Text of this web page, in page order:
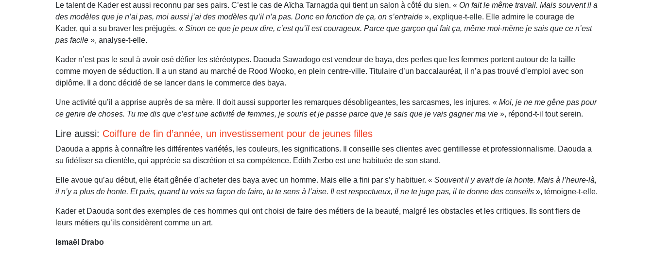
Le talent de Kader est aussi reconnu par ses pairs. C’est le cas de Aïcha Tarnagda qui tient un salon à côté du sien. « On fait le même travail. Mais souvent il a
des modèles que je n’ai pas, moi aussi j’ai des modèles qu’il n’a pas. Donc en fonction de ça, on s’entraide », explique-t-elle. Elle admire le courage de
Kader, qui a su braver les préjugés. « Sinon ce que je peux dire, c’est qu’il est courageux. Parce que garçon qui fait ça, même moi-même je sais que ce n’est
pas facile », analyse-t-elle.
Kader n’est pas le seul à avoir osé défier les stéréotypes. Daouda Sawadogo est vendeur de baya, des perles que les femmes portent autour de la taille
comme moyen de séduction. Il a un stand au marché de Rood Wooko, en plein centre-ville. Titulaire d’un baccalauréat, il n’a pas trouvé d’emploi avec son
diplôme. Il a donc décidé de se lancer dans le commerce des baya.
Une activité qu’il a apprise auprès de sa mère. Il doit aussi supporter les remarques désobligeantes, les sarcasmes, les injures. « Moi, je ne me gêne pas pour
ce genre de choses. Tu me dis que c’est une activité de femmes, je souris et je passe parce que je sais que je vais gagner ma vie », répond-t-il tout serein.
Lire aussi: Coiffure de fin d’année, un investissement pour de jeunes filles
Daouda a appris à connaître les différentes variétés, les couleurs, les significations. Il conseille ses clientes avec gentillesse et professionnalisme. Daouda a
su fidéliser sa clientèle, qui apprécie sa discrétion et sa compétence. Edith Zerbo est une habituée de son stand.
Elle avoue qu’au début, elle était gênée d’acheter des baya avec un homme. Mais elle a fini par s’y habituer. « Souvent il y avait de la honte. Mais à l’heure-là,
il n’y a plus de honte. Et puis, quand tu vois sa façon de faire, tu te sens à l’aise. Il est respectueux, il ne te juge pas, il te donne des conseils », témoigne-t-elle.
Kader et Daouda sont des exemples de ces hommes qui ont choisi de faire des métiers de la beauté, malgré les obstacles et les critiques. Ils sont fiers de
leurs métiers qu’ils considèrent comme un art.
Ismaël Drabo